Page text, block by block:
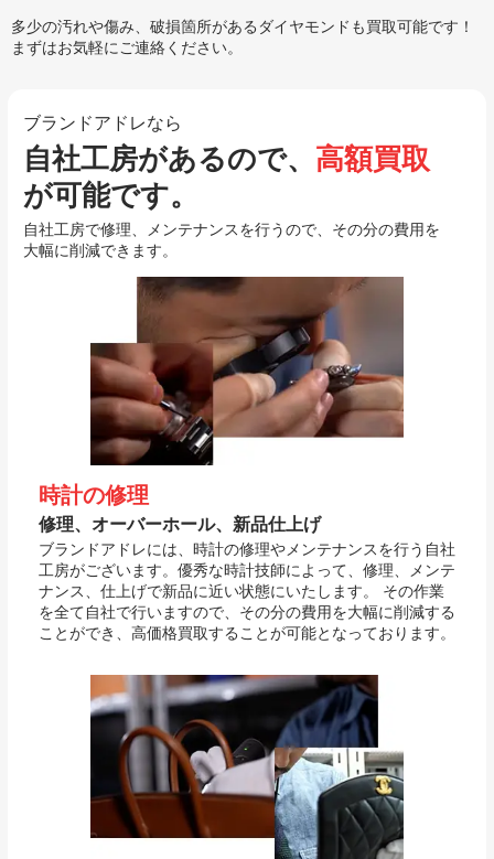
多少の汚れや傷み、破損箇所があるダイヤモンドも買取可能です！
まずはお気軽にご連絡ください。
ブランドアドレなら
自社工房があるので、 高額買取
が可能です。
自社工房で修理、メンテナンスを行うので、その分の費用を
大幅に削減できます。
時計の修理
修理、オーバーホール、新品仕上げ
ブランドアドレには、時計の修理やメンテナンスを行う自社
工房がございます。優秀な時計技師によって、修理、メンテ
ナンス、仕上げで新品に近い状態にいたします。 その作業
を全て自社で行いますので、その分の費用を大幅に削減する
ことができ、高価格買取することが可能となっております。